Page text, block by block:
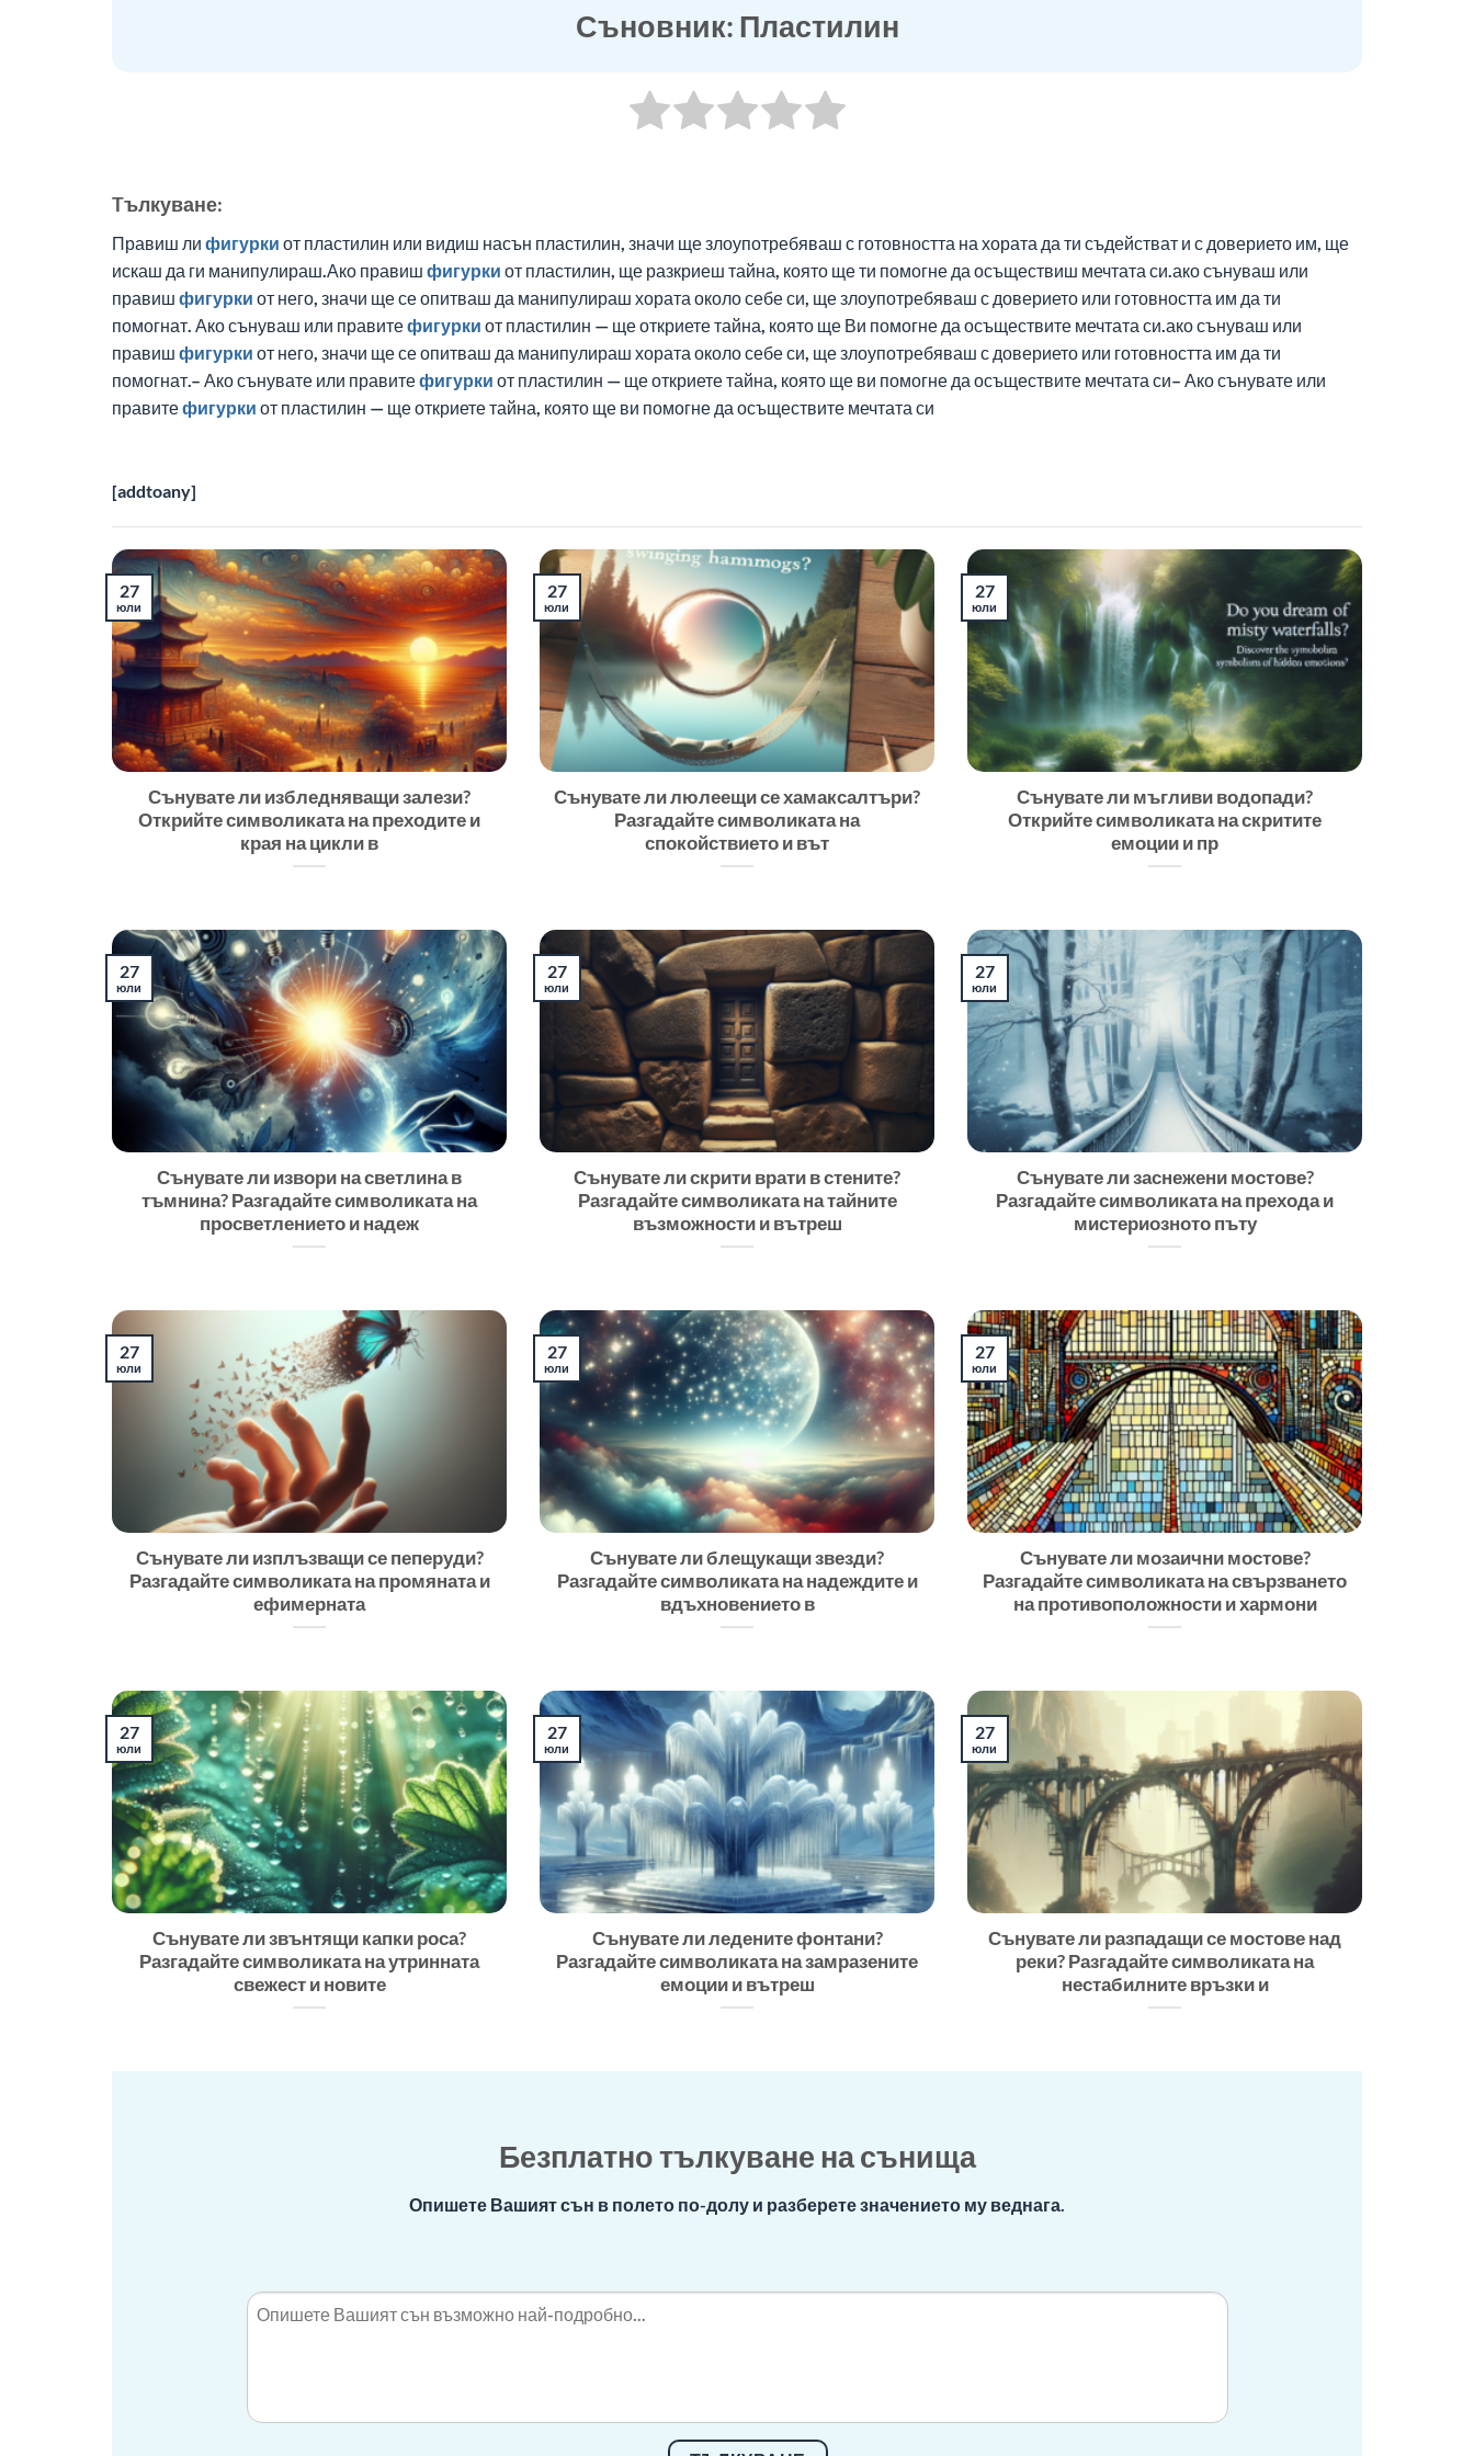
Съновник: Пластилин
Tълкуване:
Правиш ли фигурки от пластилин или видиш насън пластилин, значи ще злоупотребяваш с готовността на хората да ти съдействат и с доверието им, ще
искаш да ги манипулираш.Ако правиш фигурки от пластилин, ще разкриеш тайна, която ще ти помогне да осъществиш мечтата си.ако сънуваш или
правиш фигурки от него, значи ще се опитваш да манипулираш хората около себе си, ще злоупотребяваш с доверието или готовността им да ти
помогнат. Ако сънуваш или правитефигурки от пластилин — ще откриете тайна, която ще Ви помогне да осъществите мечтата си.ако сънуваш или
правиш фигурки от него, значи ще се опитваш да манипулираш хората около себе си, ще злоупотребяваш с доверието или готовността им да ти
помогнат.– Ако сънувате или правитефигурки от пластилин — ще откриете тайна, която ще ви помогне да осъществите мечтата си– Ако сънувате или
правитефигурки от пластилин — ще откриете тайна, която ще ви помогне да осъществите мечтата си
[addtoany]
Сънувате ли избледняващи залези?
Открийте символиката на преходите и
края на цикли в
27
юли
Сънувате ли люлеещи се хамаксалтъри?
Разгадайте символиката на
спокойствието и вът
27
юли
Сънувате ли мъгливи водопади?
Открийте символиката на скритите
емоции и пр
27
юли
Сънувате ли извори на светлина в
тъмнина? Разгадайте символиката на
просветлението и надеж
27
юли
Сънувате ли скрити врати в стените?
Разгадайте символиката на тайните
възможности и вътреш
27
юли
Сънувате ли заснежени мостове?
Разгадайте символиката на прехода и
мистериозното пъту
27
юли
Сънувате ли изплъзващи се пеперуди?
Разгадайте символиката на промяната и
ефимерната
27
юли
Сънувате ли блещукащи звезди?
Разгадайте символиката на надеждите и
вдъхновението в
27
юли
Сънувате ли мозаични мостове?
Разгадайте символиката на свързването
на противоположности и хармони
27
юли
Сънувате ли звънтящи капки роса?
Разгадайте символиката на утринната
свежест и новите
27
юли
Сънувате ли ледените фонтани?
Разгадайте символиката на замразените
емоции и вътреш
27
юли
Сънувате ли разпадащи се мостове над
реки? Разгадайте символиката на
нестабилните връзки и
27
юли
Безплатно тълкуване на сънища
Опишете Вашият сън в полето по-долу и разберете значението му веднага.